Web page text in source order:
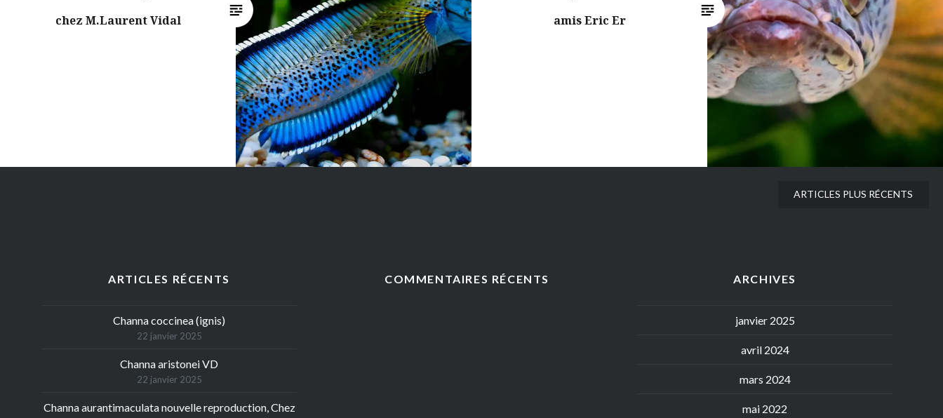
chez M.Laurent Vidal
amis Eric Er
ARTICLES PLUS RÉCENTS
ARTICLES RÉCENTS
Channa coccinea (ignis)
22 janvier 2025
Channa aristonei VD
22 janvier 2025
Channa aurantimaculata nouvelle reproduction, Chez
COMMENTAIRES RÉCENTS ARCHIVES
janvier 2025
avril 2024
mars 2024
mai 2022